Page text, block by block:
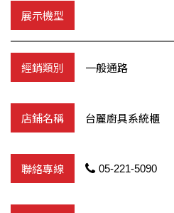
一般通路
台麗廚具系統櫃
05-221-5090